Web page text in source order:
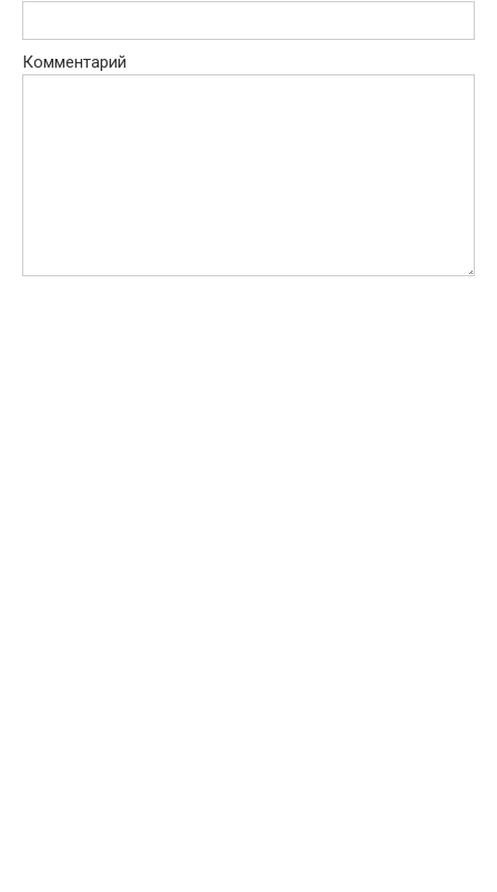
Комментарий